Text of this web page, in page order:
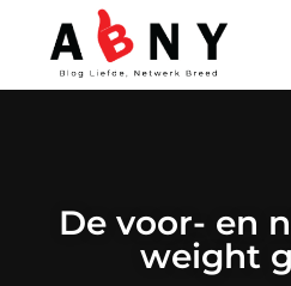
De voor- en
weight